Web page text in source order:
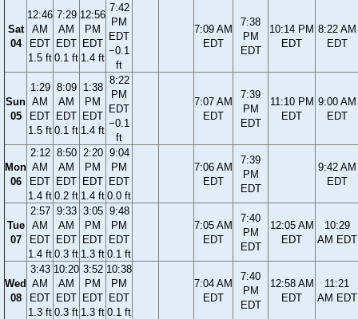
Sat
04
12:46
AM
EDT
1.5 ft
7:29
AM
EDT
0.1 ft
12:56
PM
EDT
1.4 ft
7:42
PM
EDT
−0.1
ft
7:09 AM
EDT
7:38
PM
EDT
10:14 PM
EDT
8:22 AM
EDT
Sun
05
1:29
AM
EDT
1.5 ft
8:09
AM
EDT
0.1 ft
1:38
PM
EDT
1.4 ft
8:22
PM
EDT
−0.1
ft
7:07 AM
EDT
7:39
PM
EDT
11:10 PM
EDT
9:00 AM
EDT
Mon
06
2:12
AM
EDT
1.4 ft
8:50
AM
EDT
0.2 ft
2:20
PM
EDT
1.4 ft
9:04
PM
EDT
0.0 ft
7:06 AM
EDT
7:39
PM
EDT
9:42 AM
EDT
Tue
07
2:57
AM
EDT
1.4 ft
9:33
AM
EDT
0.3 ft
3:05
PM
EDT
1.3 ft
9:48
PM
EDT
0.1 ft
7:05 AM
EDT
7:40
PM
EDT
12:05 AM
EDT
10:29
AM EDT
Wed
08
3:43
AM
EDT
1.3 ft
10:20
AM
EDT
0.3 ft
3:52
PM
EDT
1.3 ft
10:38
PM
EDT
0.1 ft
7:04 AM
EDT
7:40
PM
EDT
12:58 AM
EDT
11:21
AM EDT